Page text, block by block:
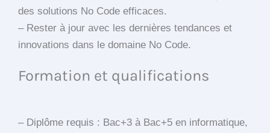
des solutions No Code efficaces.
– Rester à jour avec les dernières tendances et
innovations dans le domaine No Code.
Formation et qualifications
– Diplôme requis : Bac+3 à Bac+5 en informatique,